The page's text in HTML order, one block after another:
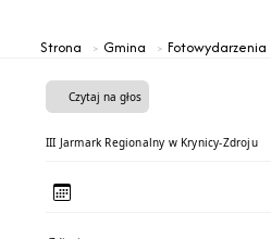
Strona Gmina Fotowydarzenia
Czytaj na głos
III Jarmark Regionalny w Krynicy-Zdroju